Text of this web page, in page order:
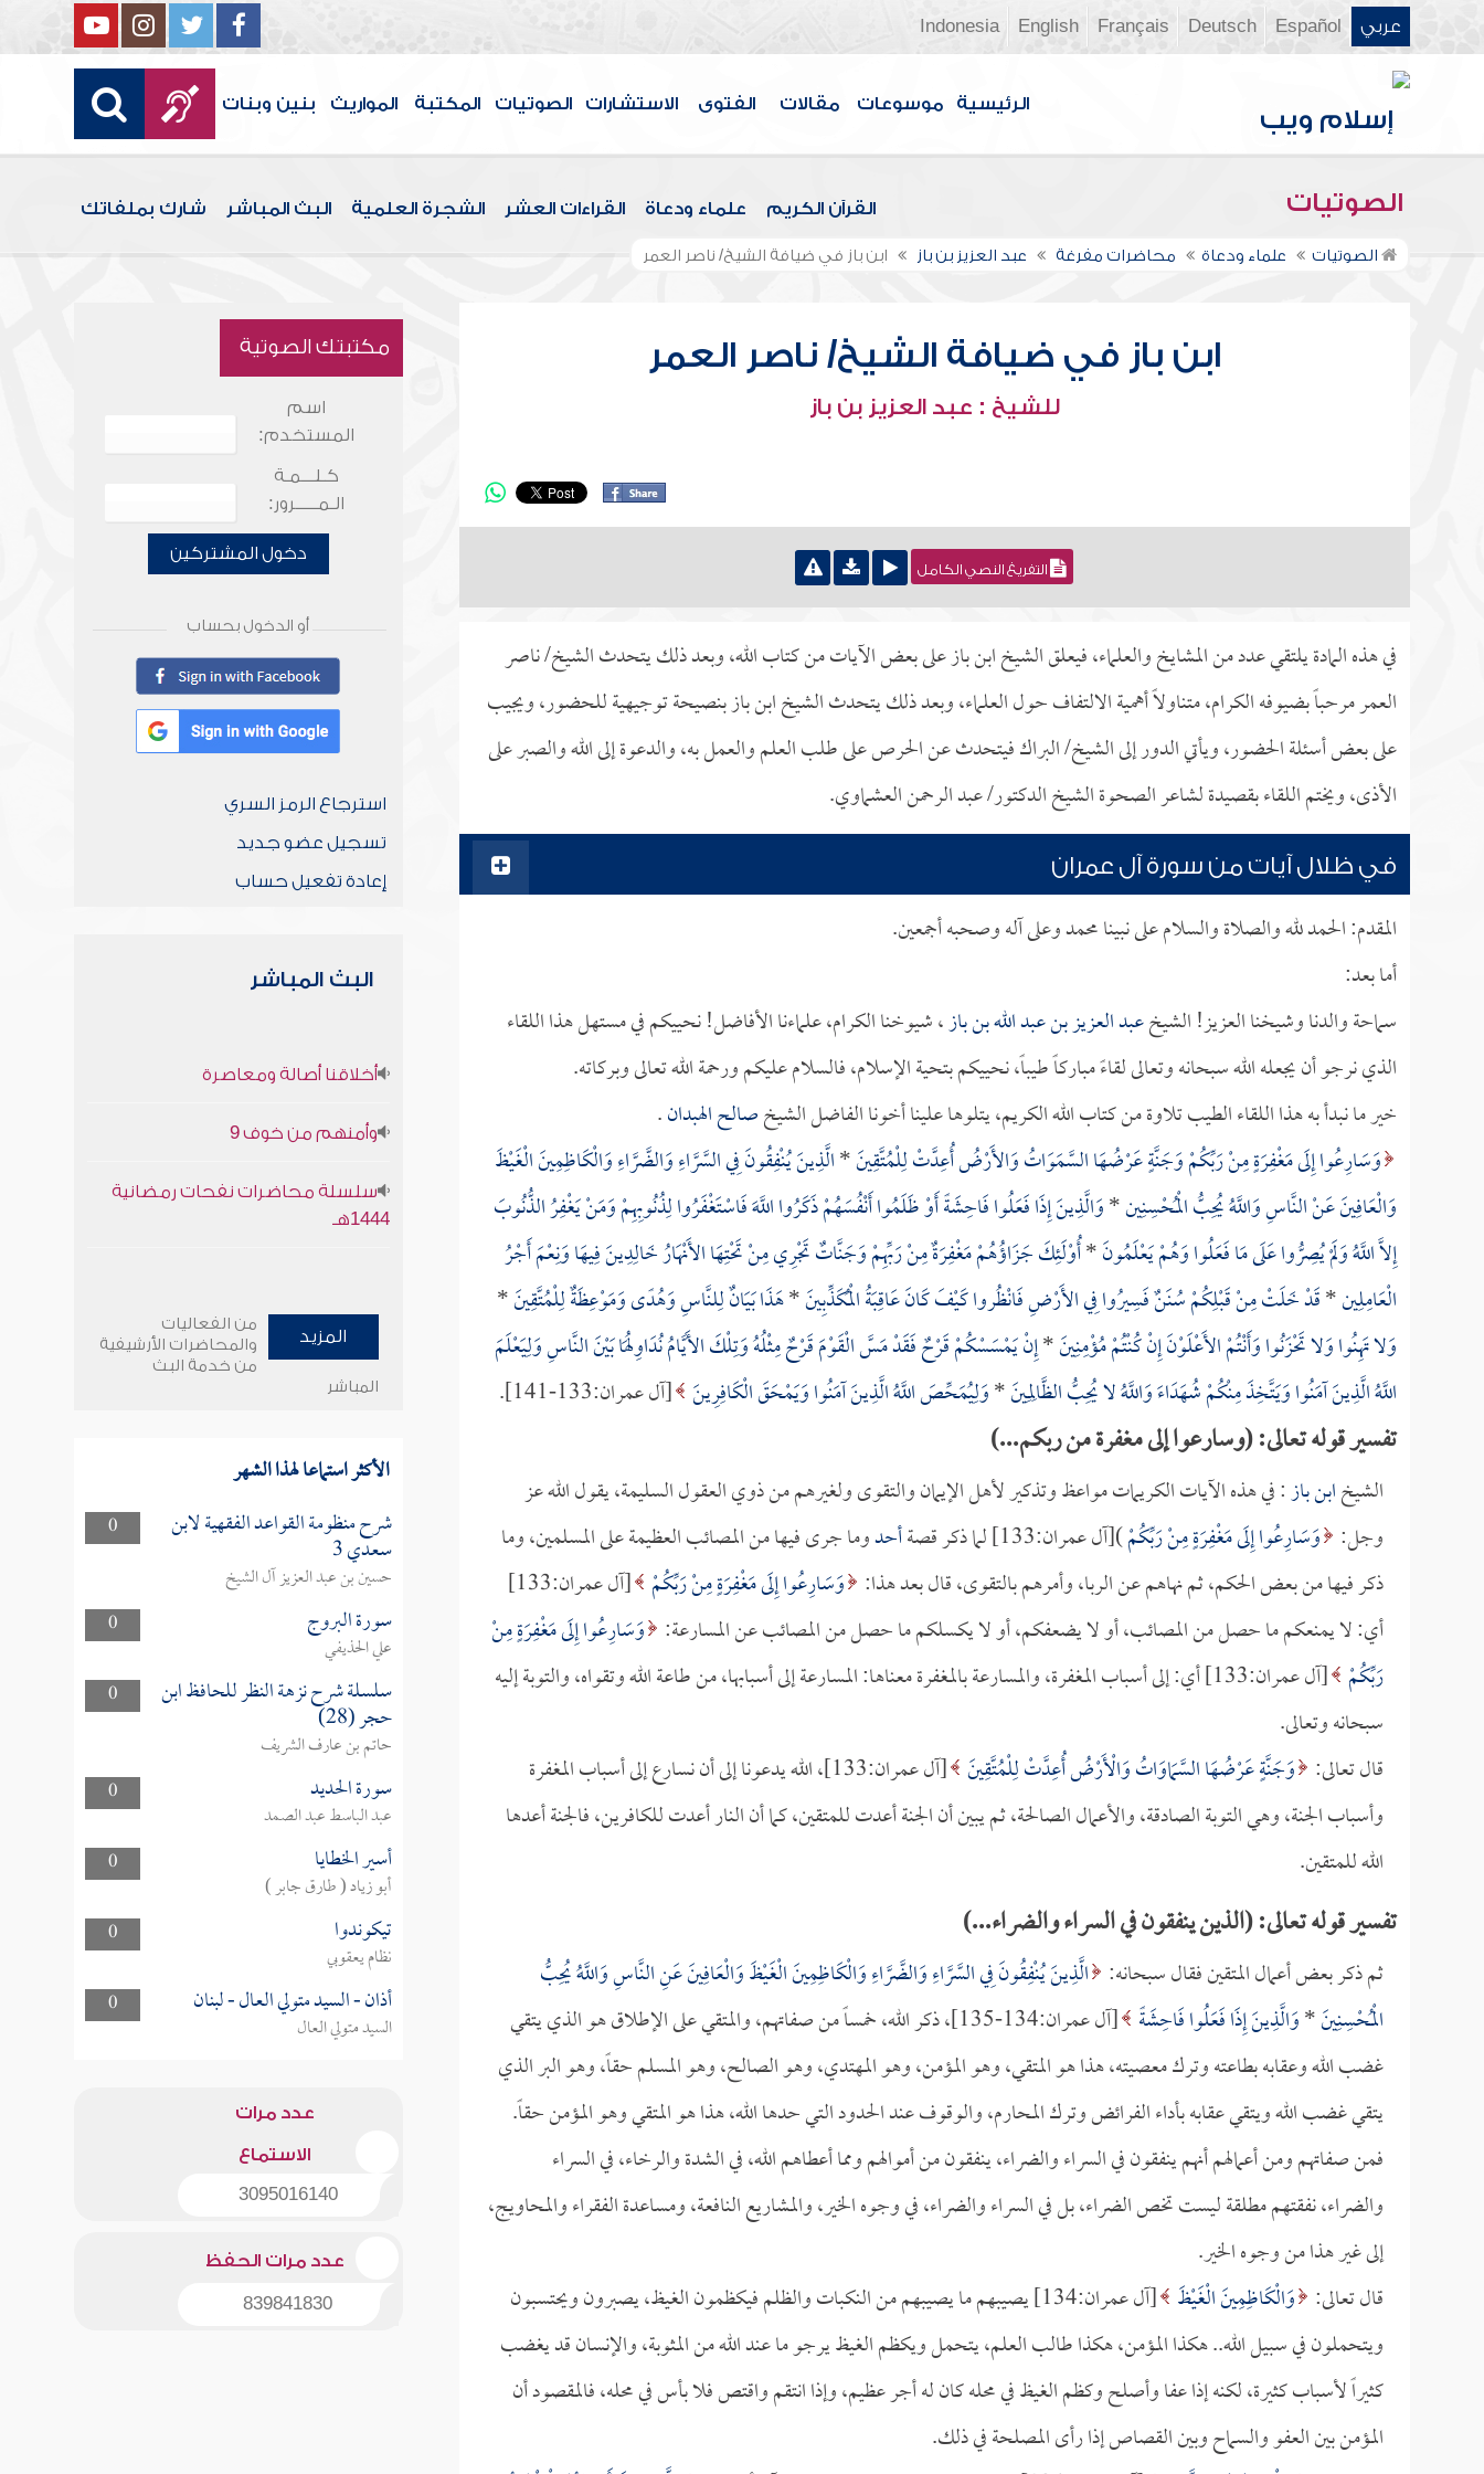
عربي Español
Deutsch
Français
English
Indonesia
الرئيسية موسوعات مقالات الفتوى الاستشارات الصوتيات المكتبة المواريث بنين وبنات
الصوتيات القرآن الكريم علماء ودعاة القراءات العشر الشجرة العلمية البث المباشر شارك بملفاتك
الصوتيات علماء ودعاة محاضرات مفرغة عبد العزيز بن باز ابن باز في ضيافة الشيخ/ ناصر العمر
ابن باز في ضيافة الشيخ/ ناصر العمر
للشيخ : عبد العزيز بن باز
التفريغ النصي الكامل
في هذه المادة يلتقي عدد من المشايخ والعلماء، فيعلق الشيخ ابن باز على بعض الآيات من كتاب الله، وبعد ذلك يتحدث الشيخ/ ناصر
العمر مرحباً بضيوفه الكرام، متناولاً أهمية الالتفاف حول العلماء، وبعد ذلك يتحدث الشيخ ابن باز بنصيحة توجيهية للحضور، ويجيب
على بعض أسئلة الحضور، ويأتي الدور إلى الشيخ/ البراك فيتحدث عن الحرص على طلب العلم والعمل به، والدعوة إلى الله والصبر على
الأذى، ويختم اللقاء بقصيدة لشاعر الصحوة الشيخ الدكتور/ عبد الرحمن العشماوي.
في ظلال آيات من سورة آل عمران
المقدم: الحمد لله والصلاة والسلام على نبينا محمد وعلى آله وصحبه أجمعين.
أما بعد:
سماحة والدنا وشيخنا العزيز! الشيخعبد العزيز بن عبد الله بن باز، شيوخنا الكرام، علماءنا الأفاضل! نحييكم في مستهل هذا اللقاء
الذي نرجو أن يجعله الله سبحانه وتعالى لقاءً مباركاً طيباً، نحييكم بتحية الإسلام، فالسلام عليكم ورحمة الله تعالى وبركاته.
خير ما نبدأ به هذا اللقاء الطيب تلاوة من كتاب الله الكريم، يتلوها علينا أخونا الفاضل الشيخصالح الهبدان.
وَسَارِعُوا إِلَى مَغْفِرَةٍ مِنْ رَبِّكُمْ وَجَنَّةٍ عَرْضُهَا السَّمَوَاتُ وَالأَرْضُ أُعِدَّتْ لِلْمُتَّقِينَ*الَّذِينَ يُنْفِقُونَ فِي السَّرَّاءِ وَالضَّرَّاءِ وَالْكَاظِمِينَ الْغَيْظَ
وَالْعَافِينَ عَنْ النَّاسِ وَاللَّهُ يُحِبُّ الْمُحْسِنِين*وَالَّذِينَ إِذَا فَعَلُوا فَاحِشَةً أَوْ ظَلَمُوا أَنْفُسَهُمْ ذَكَرُوا اللَّهَ فَاسْتَغْفَرُوا لِذُنُوبِهِمْ وَمَنْ يَغْفِرُ الذُّنُوبَ
إِلاَّ اللَّهُ وَلَمْ يُصِرُّوا عَلَى مَا فَعَلُوا وَهُمْ يَعْلَمُونَ*أُوْلَئِكَ جَزَاؤُهُمْ مَغْفِرَةٌ مِنْ رَبِّهِمْ وَجَنَّاتٌ تَجْرِي مِنْ تَحْتِهَا الأَنْهَارُ خَالِدِينَ فِيهَا وَنِعْمَ أَجْرُ
الْعَامِلِين*قَدْ خَلَتْ مِنْ قَبْلِكُمْ سُنَنٌ فَسِيرُوا فِي الأَرْضِ فَانْظُروا كَيْفَ كَانَ عَاقِبَةُ الْمُكَذِّبِينَ*هَذَا بَيَانٌ لِلنَّاسِ وَهُدًى وَمَوْعِظَةٌ لِلْمُتَّقِينَ*
وَلا تَهِنُوا وَلا تَحْزَنُوا وَأَنْتُمْ الأَعْلَوْنَ إِنْ كُنْتُمْ مُؤْمِنِينَ*إِنْ يَمْسَسْكُمْ قَرْحٌ فَقَدْ مَسَّ الْقَوْمَ قَرْحٌ مِثْلُهُ وَتِلْكَ الأَيَّامُ نُدَاوِلُهَا بَيْنَ النَّاسِ وَلِيَعْلَمَ
اللَّهُ الَّذِينَ آمَنُوا وَيَتَّخِذَ مِنْكُمْ شُهَدَاءَ وَاللَّهُ لا يُحِبُّ الظَّالِمِينَ*وَلِيُمَحِّصَ اللَّهُ الَّذِينَ آمَنُوا وَيَمْحَقَ الْكَافِرِينَ [آل عمران:133-141].
تفسير قوله تعالى: (وسارعوا إلى مغفرة من ربكم...)
الشيخابن باز: في هذه الآيات الكريمات مواعظ وتذكير لأهل الإيمان والتقوى ولغيرهم من ذوي العقول السليمة، يقول الله عز
وجل: وَسَارِعُوا إِلَى مَغْفِرَةٍ مِنْ رَبِّكُمْ)[آل عمران:133] لما ذكر قصة أحدوما جرى فيها من المصائب العظيمة على المسلمين، وما
ذكر فيها من بعض الحكم، ثم نهاهم عن الربا، وأمرهم بالتقوى، قال بعد هذا: وَسَارِعُوا إِلَى مَغْفِرَةٍ مِنْ رَبِّكُمْ
[آل عمران:133]
أي: لا يمنعكم ما حصل من المصائب، أو لا يضعفكم، أو لا يكسلكم ما حصل من المصائب عن المسارعة: وَسَارِعُوا إِلَى مَغْفِرَةٍ مِنْ
رَبِّكُمْ
[آل عمران:133] أي: إلى أسباب المغفرة، والمسارعة بالمغفرة معناها: المسارعة إلى أسبابها، من طاعة الله وتقواه، والتوبة إليه
سبحانه وتعالى.
قال تعالى: وَجَنَّةٍ عَرْضُهَا السَّمَاوَاتُ وَالْأَرْضُ أُعِدَّتْ لِلْمُتَّقِينَ
[آل عمران:133]، الله يدعونا إلى أن نسارع إلى أسباب المغفرة
وأسباب الجنة، وهي التوبة الصادقة، والأعمال الصالحة، ثم يبين أن الجنة أعدت للمتقين، كما أن النار أعدت للكافرين، فالجنة أعدها
الله للمتقين.
تفسير قوله تعالى: (الذين ينفقون في السراء والضراء...)
ثم ذكر بعض أعمال المتقين فقال سبحانه: الَّذِينَ يُنْفِقُونَ فِي السَّرَّاءِ وَالضَّرَّاءِ وَالْكَاظِمِينَ الْغَيْظَ وَالْعَافِينَ عَنِ النَّاسِ وَاللَّهُ يُحِبُّ
الْمُحْسِنِينَ*وَالَّذِينَ إِذَا فَعَلُوا فَاحِشَةً
[آل عمران:134-135]، ذكر الله، خمساً من صفاتهم، والمتقي على الإطلاق هو الذي يتقي
غضب الله وعقابه بطاعته وترك معصيته، هذا هو المتقي، وهو المؤمن، وهو المهتدي، وهو الصالح، وهو المسلم حقاً، وهو البر الذي
يتقي غضب الله ويتقي عقابه بأداء الفرائض وترك المحارم، والوقوف عند الحدود التي حدها الله، هذا هو المتقي وهو المؤمن حقاً.
فمن صفاتهم ومن أعمالهم أنهم ينفقون في السراء والضراء، ينفقون من أموالهم ومما أعطاهم الله، في الشدة والرخاء، في السراء
والضراء، نفقتهم مطلقة ليست تخص الضراء، بل في السراء والضراء، في وجوه الخير، والمشاريع النافعة، ومساعدة الفقراء والمحاويج،
إلى غير هذا من وجوه الخير.
قال تعالى: وَالْكَاظِمِينَ الْغَيْظَ
[آل عمران:134] يصيبهم ما يصيبهم من النكبات والظلم فيكظمون الغيظ، يصبرون ويحتسبون
ويتحملون في سبيل الله.. هكذا المؤمن، هكذا طالب العلم، يتحمل ويكظم الغيظ يرجو ما عند الله من المثوبة، والإنسان قد يغضب
كثيراً لأسباب كثيرة، لكنه إذا عفا وأصلح وكظم الغيظ في محله كان له أجر عظيم، وإذا انتقم واقتص فلا بأس في محله، فالمقصود أن
المؤمن بين العفو والسماح وبين القصاص إذا رأى المصلحة في ذلك.
مكتبتك الصوتية
اسم
المستخدم:
كـلـــمـة
الـمـــــرور:
دخول المشتركين
أو الدخول بحساب
استرجاع الرمز السري
تسجيل عضو جديد
إعادة تفعيل حساب
البث المباشر
أخلاقنا أصالة ومعاصرة
وأمنهم من خوف 9
سلسلة محاضرات نفحات رمضانية
1444هـ
المزيد
من الفعاليات
والمحاضرات الأرشيفية
من خدمة البث
المباشر
الأكثر استماعا لهذا الشهر
0 شرح منظومة القواعد الفقهية لابن
سعدي 3
حسين بن عبد العزيز آل الشيخ
0
سورة البروج
علي الحذيفي
0
سلسلة شرح نزهة النظر للحافظ ابن
حجر (28)
حاتم بن عارف الشريف
0
سورة الحديد
عبد الباسط عبد الصمد
0
أسير الخطايا
أبو زياد ( طارق جابر )
0
تيكوندوا
نظام يعقوبي
0
أذان - السيد متولي العال - لبنان
السيد متولي العال
عدد مرات
الاستماع
3095016140
عدد مرات الحفظ
839841830